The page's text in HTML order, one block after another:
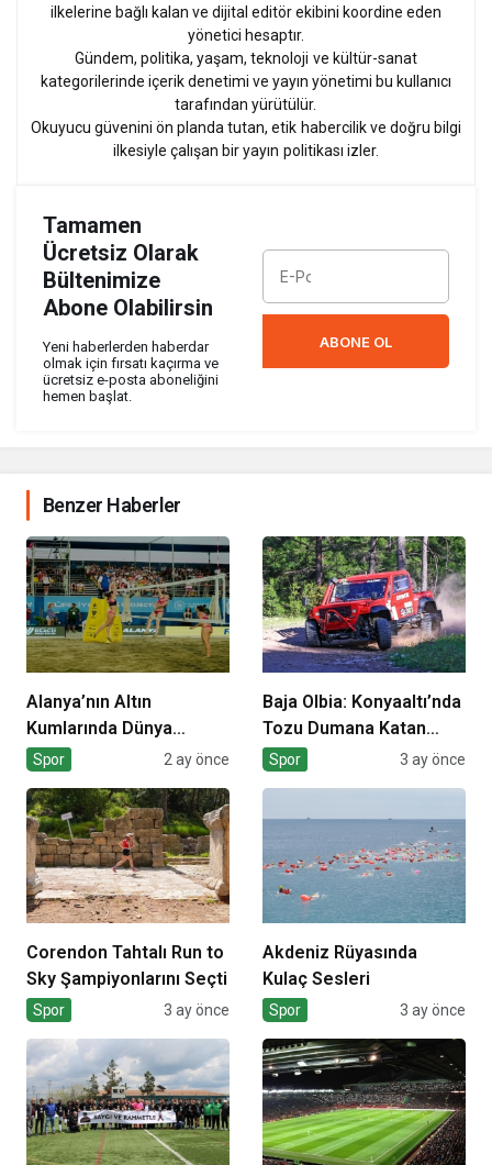
ilkelerine bağlı kalan ve dijital editör ekibini koordine eden
yönetici hesaptır.
Gündem, politika, yaşam, teknoloji ve kültür-sanat
kategorilerinde içerik denetimi ve yayın yönetimi bu kullanıcı
tarafından yürütülür.
Okuyucu güvenini ön planda tutan, etik habercilik ve doğru bilgi
ilkesiyle çalışan bir yayın politikası izler.
Tamamen
Ücretsiz Olarak
Bültenimize
Abone Olabilirsin
Yeni haberlerden haberdar
olmak için fırsatı kaçırma ve
ücretsiz e-posta aboneliğini
hemen başlat.
ABONE OL
Benzer Haberler
Alanya’nın Altın
Kumlarında Dünya
Sahnesi
Spor 2 ay önce
Baja Olbia: Konyaaltı’nda
Tozu Dumana Katan
Mücadele
Spor 3 ay önce
Corendon Tahtalı Run to
Sky Şampiyonlarını Seçti
Spor 3 ay önce
Akdeniz Rüyasında
Kulaç Sesleri
Spor 3 ay önce